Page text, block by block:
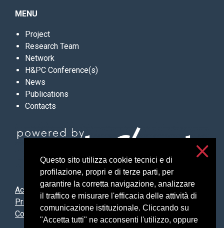
Questo sito utilizza cookie tecnici e di
profilazione, propri e di terze parti, per
garantire la corretta navigazione, analizzare
il traffico e misurare l'efficacia delle attività di
comunicazione istituzionale. Cliccando su
"Accetta tutti" ne acconsenti l'utilizzo, oppure
MENU
Project
Research Team
Network
H&PC Conference(s)
News
Publications
Contacts
Accessibilità
Privacy and cookies
Cookie settings